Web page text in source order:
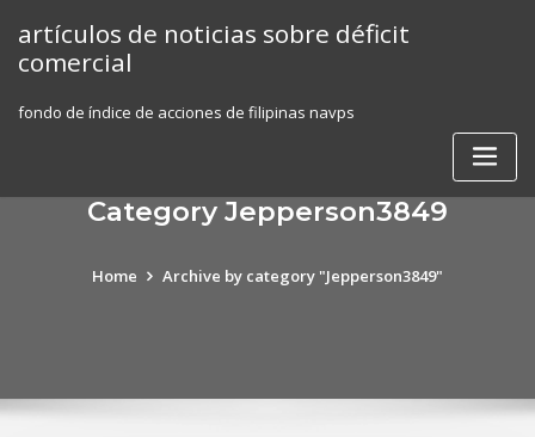
content
artículos de noticias sobre déficit
comercial
fondo de índice de acciones de filipinas navps
Category Jepperson3849
Home Archive by category "Jepperson3849"